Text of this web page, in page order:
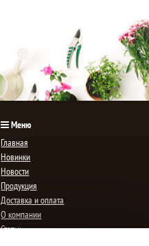
Меню
Главная
Новинки
Новости
Продукция
Доставка и оплата
О компании
Статьи